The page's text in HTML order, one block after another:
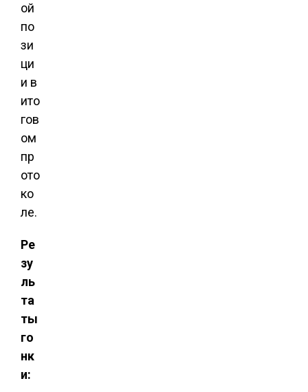
ой
по
зи
ци
и в
ито
гов
ом
пр
ото
ко
ле.
Ре
зу
ль
та
ты
го
нк
и: